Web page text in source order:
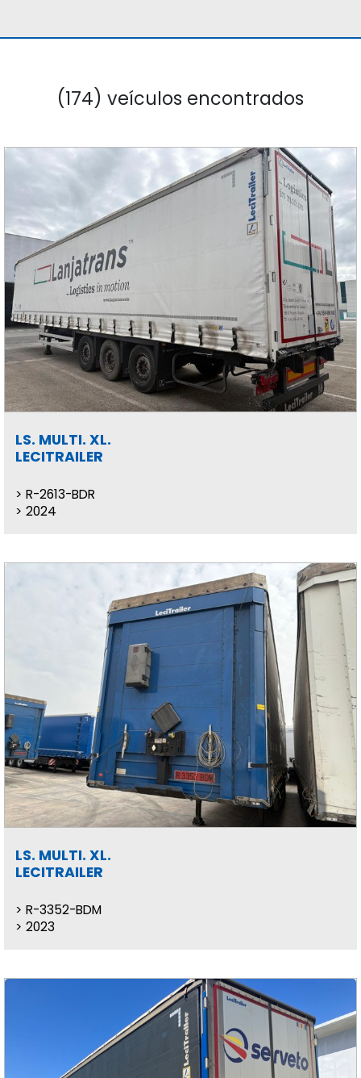
(174) veículos encontrados
LS. MULTI. XL.
LECITRAILER
R-2613-BDR
2024
LS. MULTI. XL.
LECITRAILER
R-3352-BDM
2023